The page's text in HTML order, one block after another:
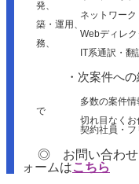
発、
ネットワー
築・運用、
Webディレ
務、
IT系通訳・
・次案件へ
多数の案件
で
切れ目なくお
契約社員・
◎ お問い合わせ
ォームはこちら